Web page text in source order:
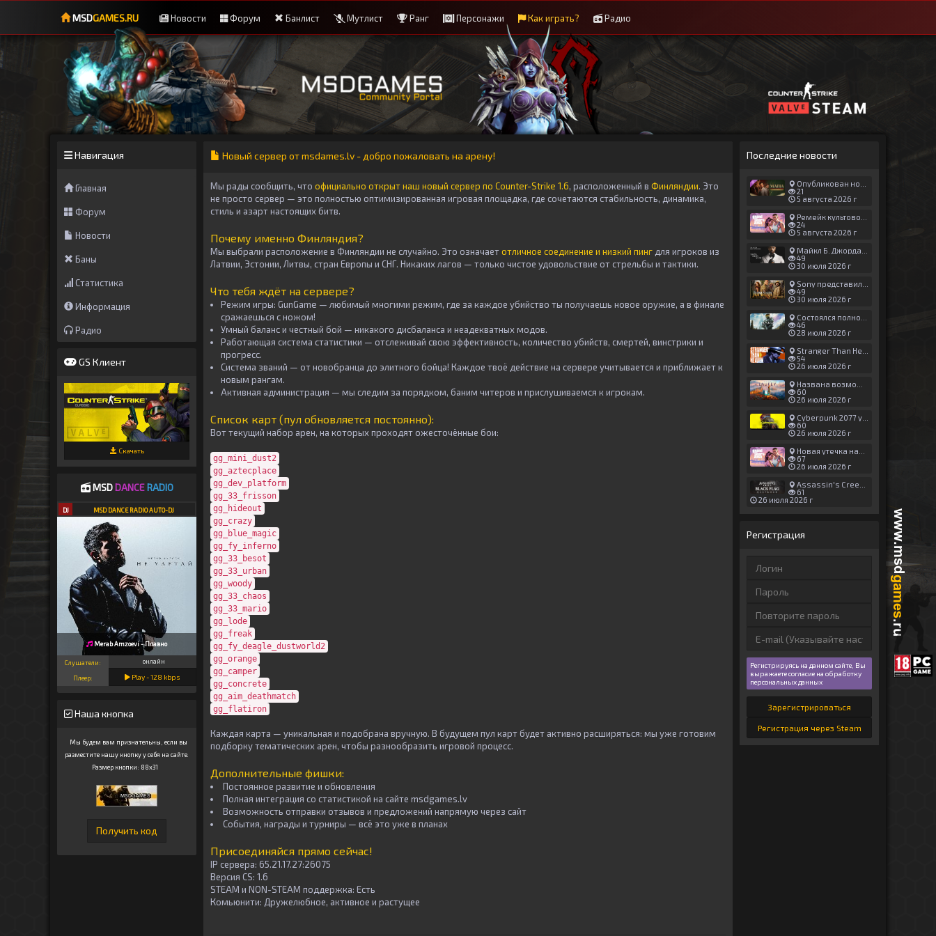
MSDGAMES.RU Новости Форум Банлист Мутлист Ранг Персонажи Как играть? Радио
Навигация
Главная
Форум
Новости
Баны
Статистика
Информация
Радио
GS Клиент
Скачать
MSDDANCE RADIO
DJ MSD DANCE RADIO AUTO-DJ
Merab Amzoevi - Плавно
Слушатели: онлайн
Плеер: Play -128 kbps
Наша кнопка
Мы будем вам признательны, если вы
разместите нашу кнопку у себя на сайте.
Размер кнопки: 88x31
Новый сервер от msdames.lv - добро пожаловать на арену!
Мы рады сообщить, что официально открыт наш новый сервер по Counter-Strike 1.6, расположенный в Финляндии. Это
не просто сервер — это полностью оптимизированная игровая площадка, где сочетаются стабильность, динамика,
стиль и азарт настоящих битв.
Почему именно Финляндия?
Мы выбрали расположение в Финляндии не случайно. Это означаетотличное соединение и низкий пинг для игроков из
Латвии, Эстонии, Литвы, стран Европы и СНГ. Никаких лагов — только чистое удовольствие от стрельбы и тактики.
Что тебя ждёт на сервере?
Режим игры: GunGame — любимый многими режим, где за каждое убийство ты получаешь новое оружие, а в финале
сражаешься с ножом!
Умный баланс и честный бой — никакого дисбаланса и неадекватных модов.
Работающая система статистики — отслеживай свою эффективность, количество убийств, смертей, винстрики и
прогресс.
Система званий — от новобранца до элитного бойца! Каждое твоё действие на сервере учитывается и приближает к
новым рангам.
Активная администрация — мы следим за порядком, баним читеров и прислушиваемся к игрокам.
Список карт (пул обновляется постоянно):
Вот текущий набор арен, на которых проходят ожесточённые бои:
gg_mini_dust2
gg_aztecplace
gg_dev_platform
gg_33_frisson
gg_hideout
gg_crazy
gg_blue_magic
gg_fy_inferno
gg_33_besot
gg_33_urban
gg_woody
gg_33_chaos
gg_33_mario
gg_lode
gg_freak
gg_fy_deagle_dustworld2
gg_orange
gg_camper
gg_concrete
gg_aim_deathmatch
gg_flatiron
Каждая карта — уникальная и подобрана вручную. В будущем пул карт будет активно расширяться: мы уже готовим
подборку тематических арен, чтобы разнообразить игровой процесс.
Дополнительные фишки:
Постоянное развитие и обновления
Полная интеграция со статистикой на сайте msdgames.lv
Возможность отправки отзывов и предложений напрямую через сайт
События, награды и турниры — всё это уже в планах
Присоединяйся прямо сейчас!
IP сервера: 65.21.17.27:26075
Версия CS: 1.6
STEAM и NON-STEAM поддержка: Есть
Комьюнити: Дружелюбное, активное и растущее
Последние новости
Опубликован новый геймплей Man of Honor для Mafia: The Old Country
21
5 августа 2026 г
Ремейк культовой японской игры задержали ради выхода GTA 6
24
5 августа 2026 г
Майкл Б. Джордан сыграл главную роль в новой «Афере Томаса Крауна»
49
30 июля 2026 г
Sony представила трейлер новой части «Джуманджи»
49
30 июля 2026 г
Состоялся полноценный релиз Halo: Campaign Evolved
46
28 июля 2026 г
Stranger Than Heaven получила новый трейлер с акцентом на жестокие драки
54
26 июля 2026 г
Названа возможная дата выхода God of War: Laufey — 16 февраля 2027 года
60
26 июля 2026 г
Cyberpunk 2077 установила новый рекорд: 1,5 млрд загрузок модов, в топе — контент 18+
60
26 июля 2026 г
Новая утечка намекает на выход третьего трейлера GTA 6 уже 7 августа
67
26 июля 2026 г
Assassin's Creed Black Flag Resynced может позаимствовать систему испытаний у Mirage
61
26 июля 2026 г
Регистрация
Регистрируясь на данном сайте, Вы
выражаете согласие на обработку
персональных данных
Зарегистрироваться
Регистрация через Steam